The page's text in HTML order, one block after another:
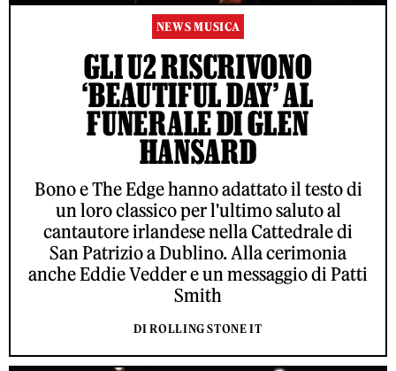
NEWS MUSICA
GLI U2 RISCRIVONO
‘BEAUTIFUL DAY’ AL
FUNERALE DI GLEN
HANSARD
Bono e The Edge hanno adattato il testo di
un loro classico per l'ultimo saluto al
cantautore irlandese nella Cattedrale di
San Patrizio a Dublino. Alla cerimonia
anche Eddie Vedder e un messaggio di Patti
Smith
DI ROLLING STONE IT